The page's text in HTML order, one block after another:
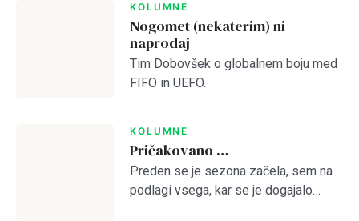
KOLUMNE
Nogomet (nekaterim) ni
naprodaj
Tim Dobovšek o globalnem boju med
FIFO in UEFO.
KOLUMNE
Pričakovano …
Preden se je sezona začela, sem na
podlagi vsega, kar se je dogajalo
Login
Tole je kratek pozdrav